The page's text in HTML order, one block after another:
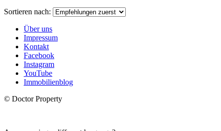
Sortieren nach:
Über uns
Impressum
Kontakt
Facebook
Instagram
YouTube
Immobilienblog
© Doctor Property